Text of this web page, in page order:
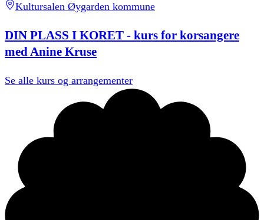
Kultursalen Øygarden kommune
DIN PLASS I KORET - kurs for korsangere
med Anine Kruse
Se alle kurs og arrangementer